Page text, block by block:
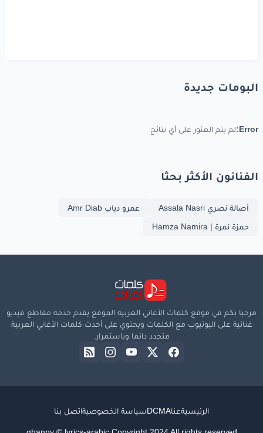
البومات جديدة
Error: لم يتم العثور على أي نتائج
الفنانون الأكثر بحثا
أصالة نصري Assala Nasri
عمرو دياب Amr Diab
حمزة نمرة | Hamza Namira
مرحبا بكم في موقع كلمات الأغاني العربية الموقع يقدم خدمة مقاطع فيديو
غنائية على اليوتيوب مع الكلمات ويحتوي على أحدث كلمات الأغاني العربية
متجدد دائما وباستمرار.
الرئيسيةعناDCMAسياسة الخصوصيةاتصل بنا